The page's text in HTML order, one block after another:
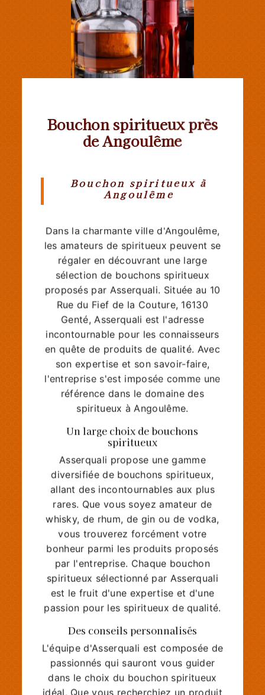
Bouchon spiritueux près
de Angoulême
Bouchon spiritueux à
Angoulême
Dans la charmante ville d'Angoulême,
les amateurs de spiritueux peuvent se
régaler en découvrant une large
sélection de bouchons spiritueux
proposés par Asserquali. Située au 10
Rue du Fief de la Couture, 16130
Genté, Asserquali est l'adresse
incontournable pour les connaisseurs
en quête de produits de qualité. Avec
son expertise et son savoir-faire,
l'entreprise s'est imposée comme une
référence dans le domaine des
spiritueux à Angoulême.
Un large choix de bouchons
spiritueux
Asserquali propose une gamme
diversifiée de bouchons spiritueux,
allant des incontournables aux plus
rares. Que vous soyez amateur de
whisky, de rhum, de gin ou de vodka,
vous trouverez forcément votre
bonheur parmi les produits proposés
par l'entreprise. Chaque bouchon
spiritueux sélectionné par Asserquali
est le fruit d'une expertise et d'une
passion pour les spiritueux de qualité.
Des conseils personnalisés
L'équipe d'Asserquali est composée de
passionnés qui sauront vous guider
dans le choix du bouchon spiritueux
idéal. Que vous recherchiez un produit